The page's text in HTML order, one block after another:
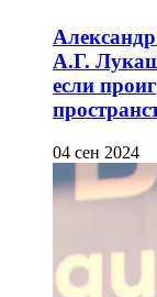
А.Г.
если
04 сен 2024